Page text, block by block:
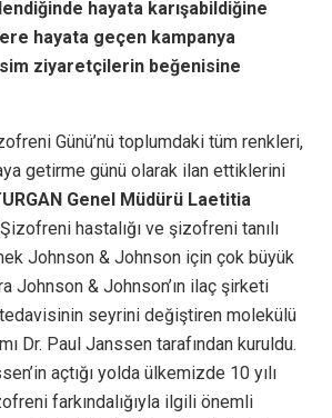
hayata karışabildiğine
hayata geçen kampanya
ziyaretçilerin beğenisine
Günü’nü toplumdaki tüm renkleri,
getirme günü olarak ilan ettiklerini
Genel Müdürü Laetitia
hastalığı ve şizofreni tanılı
Johnson & Johnson için çok büyük
Johnson & Johnson’ın ilaç şirketi
seyrini değiştiren molekülü
Dr. Paul Janssen tarafından kuruldu.
açtığı yolda ülkemizde 10 yılı
farkındalığıyla ilgili önemli